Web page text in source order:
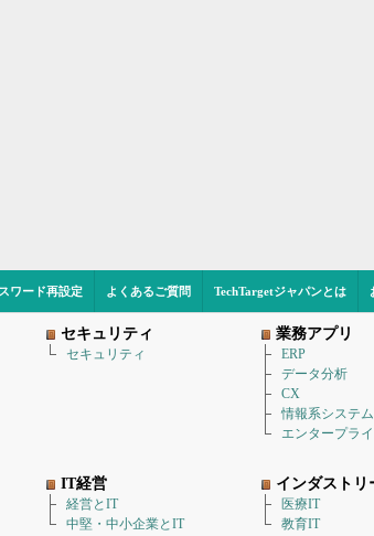
ワード再設定 よくあるご質問 TechTargetジャパンとは
セキュリティ
セキュリティ
業務アプリ
ERP
データ分析
CX
情報系システム
エンタープラ
IT経営
経営とIT
中堅・中小企業とIT
インダストリ
医療IT
教育IT